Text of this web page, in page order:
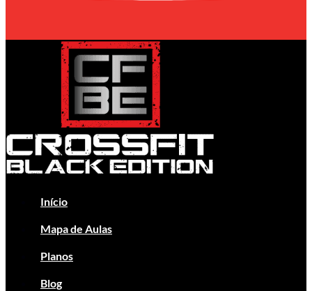
Início
Mapa de Aulas
Planos
Blog